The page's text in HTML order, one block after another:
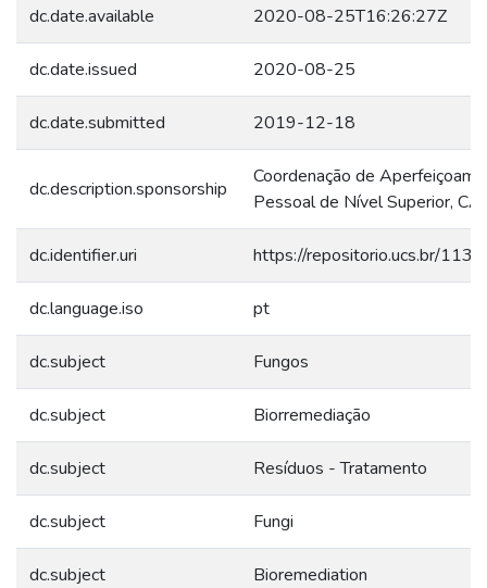
dc.date.available 2020-08-25T16:26:27Z
dc.date.issued 2020-08-25
dc.date.submitted 2019-12-18
dc.description.sponsorship
Coordenação de
Pessoal de Nível Superior,
dc.identifier.uri https://repositorio.ucs.br/
dc.language.iso pt
dc.subject Fungos
dc.subject Biorremediação
dc.subject Resíduos - Tratamento
dc.subject Fungi
dc.subject Bioremediation